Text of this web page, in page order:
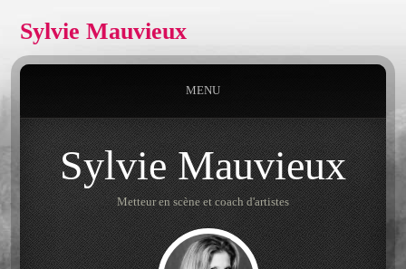
Sylvie Mauvieux
MENU
Sylvie Mauvieux
Metteur en scène et coach d'artistes